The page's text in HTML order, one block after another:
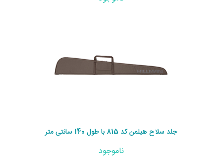
جلد سلاح هیلمن کد 815 با طول 140 سانتی متر
ناموجود